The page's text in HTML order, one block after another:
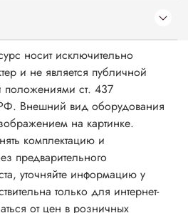
носит исключительно
и не является публичной
положениями ст. 437
Внешний вид оборудования
на картинке.
комплектацию и
предварительного
уточняйте информацию у
только для интернет-
от цен в розничных